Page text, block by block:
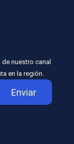
nuestro canal
en la región.
Enviar